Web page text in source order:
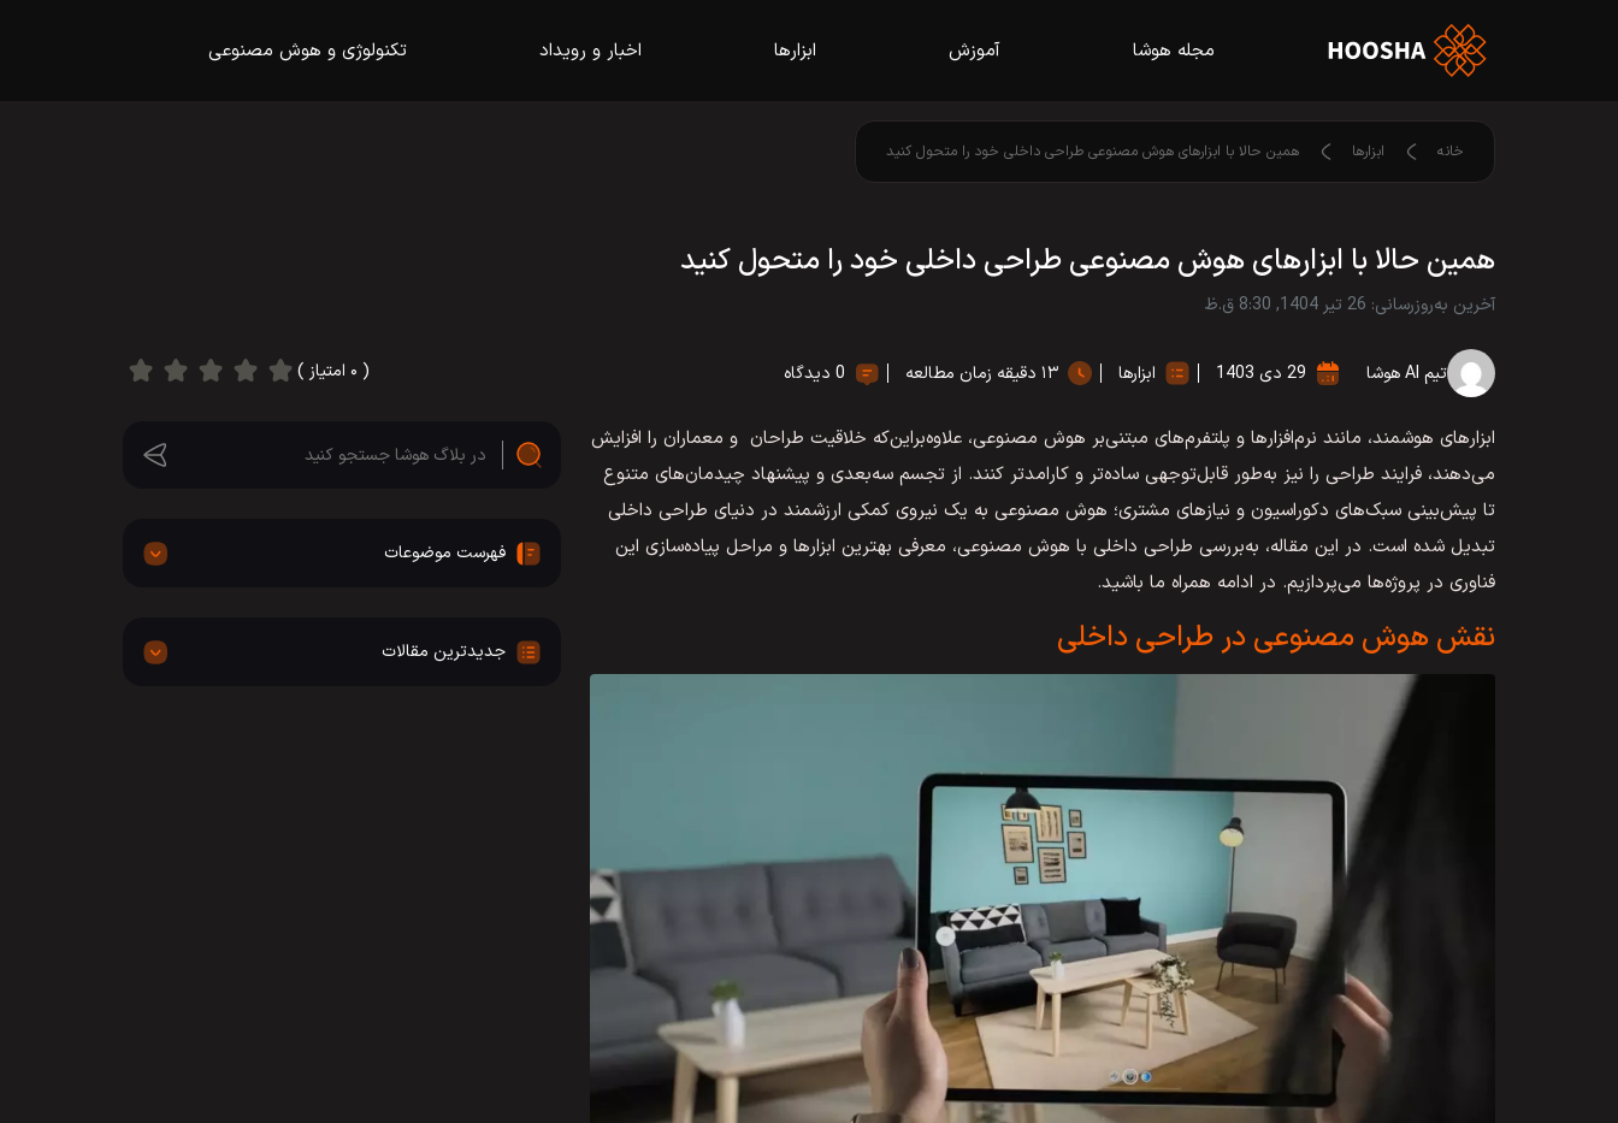
مجله هوشا آموزش ابزارها اخبار و رویداد تکنولوژی و هوش مصنوعی
خانه ابزارها همین حالا با ابزارهای هوش مصنوعی طراحی داخلی خود را متحول کنید
همین حالا با ابزارهای هوش مصنوعی طراحی داخلی خود را متحول کنید
آخرین به‌روزرسانی: 26 تیر 1404, 8:30 ق.ظ
تیم AI هوشا 29 دی 1403 ابزارها ۱۳ دقیقه زمان مطالعه 0 دیدگاه ( ۰ امتیاز )
ابزارهای هوشمند، مانند نرم‌افزارها و پلتفرم‌های مبتنی‌بر هوش مصنوعی، علاوه‌بر‌این‌که خلاقیت طراحان و معماران را افزایش
می‌دهند، فرایند طراحی را نیز به‌طور قابل‌توجهی ساده‌تر و کارامدتر کنند. از تجسم سه‌بعدی و پیشنهاد چیدمان‌های متنوع
تا پیش‌بینی سبک‌های دکوراسیون و نیازهای مشتری؛ هوش مصنوعی به یک نیروی کمکی ارزشمند در دنیای طراحی داخلی
تبدیل شده است. در این مقاله، به‌بررسی طراحی داخلی با هوش مصنوعی، معرفی بهترین ابزارها و مراحل پیاده‌سازی این
فناوری در پروژه‌ها می‌پردازیم. در ادامه همراه ما باشید.
نقش هوش مصنوعی در طراحی داخلی
فهرست موضوعات
جدیدترین مقالات